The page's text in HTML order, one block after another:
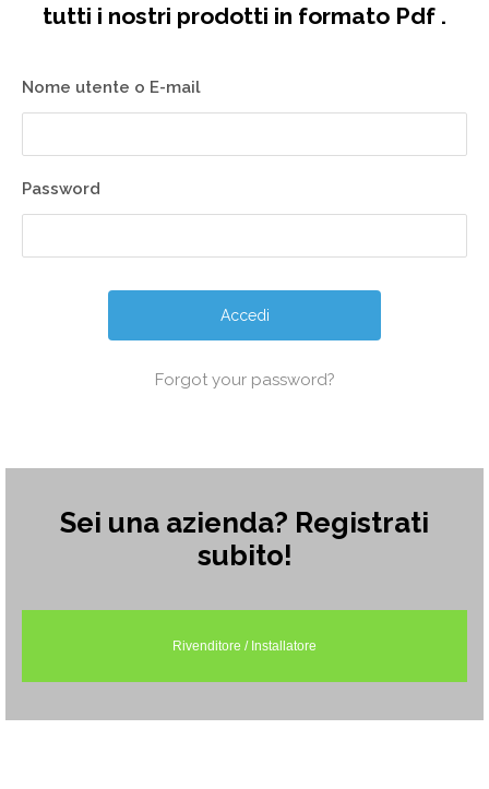
tutti i nostri prodotti in formato Pdf .
Nome utente o E-mail
Password
Forgot your password?
Sei una azienda? Registrati
subito!
Rivenditore / Installatore